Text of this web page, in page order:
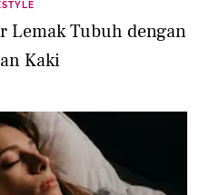
Lemak Tubuh dengan
Kaki